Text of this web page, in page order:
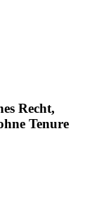
Recht,
Tenure